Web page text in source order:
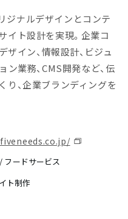
ジナルデザインとコンテ
イト設計を実現。企業コ
イン、情報設計、ビジュ
ン業務、CMS開発など、伝
、企業ブランディングを
フードサービス
ト制作